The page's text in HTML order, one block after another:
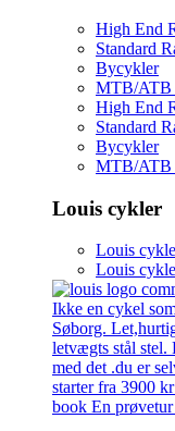
High End
Standard
Bycykler
MTB/ATB
High End
Standard
Bycykler
MTB/ATB
Louis cykler
Louis
Louis
Ikke en cykel
Søborg.
letvægts stål stel.
med det .du er
starter fra 3900
book En